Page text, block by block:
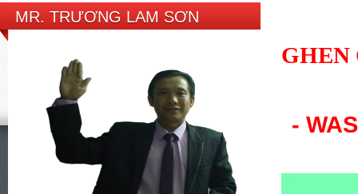
MR. TRƯƠNG LAM SƠN
GHEN
-